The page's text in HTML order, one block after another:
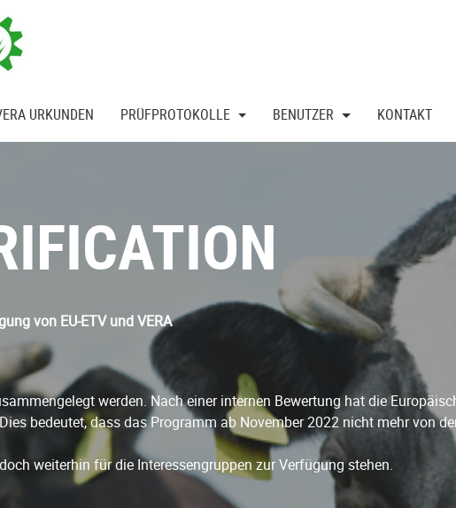
URKUNDEN PRÜFPROTOKOLLE BENUTZER KONTAKT
von EU-ETV und VERA
werden. Nach einer internen Bewertung hat die
bedeutet, dass das Programm ab November 2022 nicht mehr von
weiterhin für die Interessengruppen zur Verfügung stehen.